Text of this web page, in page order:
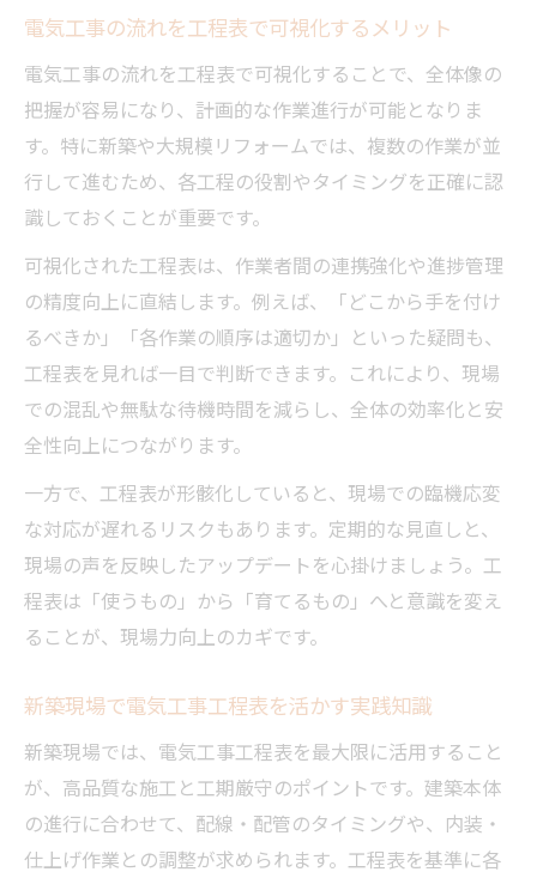
電気工事の流れを工程表で可視化するメリット
電気工事の流れを工程表で可視化することで、全体像の
把握が容易になり、計画的な作業進行が可能となりま
す。特に新築や大規模リフォームでは、複数の作業が並
行して進むため、各工程の役割やタイミングを正確に認
識しておくことが重要です。
可視化された工程表は、作業者間の連携強化や進捗管理
の精度向上に直結します。例えば、「どこから手を付け
るべきか」「各作業の順序は適切か」といった疑問も、
工程表を見れば一目で判断できます。これにより、現場
での混乱や無駄な待機時間を減らし、全体の効率化と安
全性向上につながります。
一方で、工程表が形骸化していると、現場での臨機応変
な対応が遅れるリスクもあります。定期的な見直しと、
現場の声を反映したアップデートを心掛けましょう。工
程表は「使うもの」から「育てるもの」へと意識を変え
ることが、現場力向上のカギです。
新築現場で電気工事工程表を活かす実践知識
新築現場では、電気工事工程表を最大限に活用すること
が、高品質な施工と工期厳守のポイントです。建築本体
の進行に合わせて、配線・配管のタイミングや、内装・
仕上げ作業との調整が求められます。工程表を基準に各